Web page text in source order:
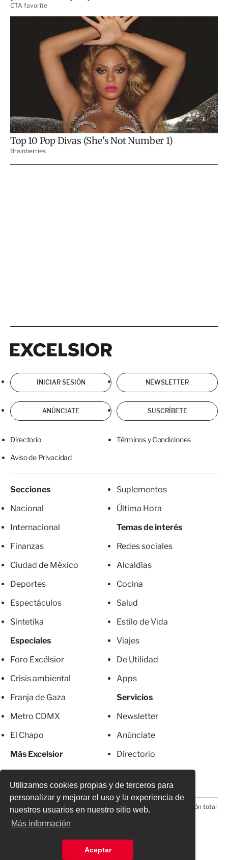
Utilizamos cookies propias y de terceros para
personalizar y mejorar el uso y la experiencia de
nuestros usuarios en nuestro sitio web.
Más información
Aceptar
INICIAR SESIÓN NEWSLETTER
ANÚNCIATE SUSCRÍBETE
Directorio Términos y Condiciones
Aviso de Privacidad
Secciones
Nacional
Internacional
Finanzas
Ciudad de México
Deportes
Espectáculos
Sintetika
Especiales
Foro Excélsior
Crisis ambiental
Franja de Gaza
Metro CDMX
El Chapo
Más Excelsior
Suplementos
Última Hora
Temas de interés
Redes sociales
Alcaldías
Cocina
Salud
Estilo de Vida
Viajes
De Utilidad
Apps
Servicios
Newsletter
Anúnciate
Directorio
© 2026 Todos los derechos reservados. Prohibida la reproducción total
o parcial, incluyendo cualquier medio electrónico*